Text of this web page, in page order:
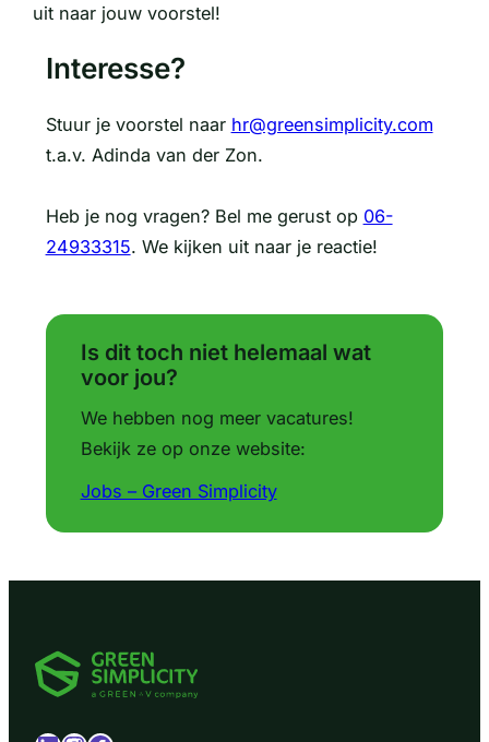
uit naar jouw voorstel!
Interesse?
Stuur je voorstel naar hr@greensimplicity.com
t.a.v. Adinda van der Zon.
Heb je nog vragen? Bel me gerust op 06-
24933315. We kijken uit naar je reactie!
Is dit toch niet helemaal wat
voor jou?
We hebben nog meer vacatures!
Bekijk ze op onze website:
Jobs – Green Simplicity